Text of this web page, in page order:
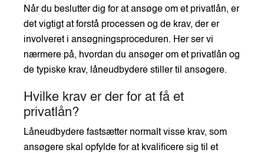
Når du beslutter dig for at ansøge om et privatlån, er
det vigtigt at forstå processen og de krav, der er
involveret i ansøgningsproceduren. Her ser vi
nærmere på, hvordan du ansøger om et privatlån og
de typiske krav, låneudbydere stiller til ansøgere.
Hvilke krav er der for at få et
privatlån?
Låneudbydere fastsætter normalt visse krav, som
ansøgere skal opfylde for at kvalificere sig til et